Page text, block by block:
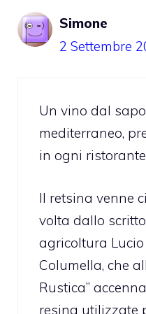
Simone
2 Settembre
Un vino dal
mediterraneo,
in ogni
Il retsina venne
volta dallo
agricoltura
Columella, che
Rustica”
resina utilizzate